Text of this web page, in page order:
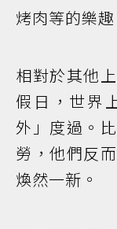
烤肉等的樂
相對於其他
假日，世界
外」度過。
勞，他們反
煥然一新。